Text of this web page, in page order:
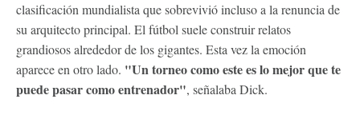
clasificación mundialista que sobrevivió incluso a la renuncia de
su arquitecto principal. El fútbol suele construir relatos
grandiosos alrededor de los gigantes. Esta vez la emoción
aparece en otro lado. "Un torneo como este es lo mejor que te
puede pasar como entrenador", señalaba Dick.